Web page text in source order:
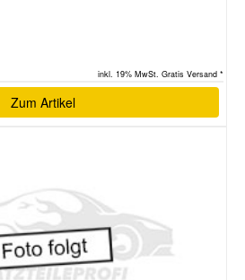
inkl. 19% MwSt. Gratis Versand *
Zum Artikel